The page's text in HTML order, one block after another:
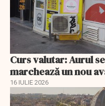
Curs valutar: Aurul
marchează un nou
16 IULIE 2026